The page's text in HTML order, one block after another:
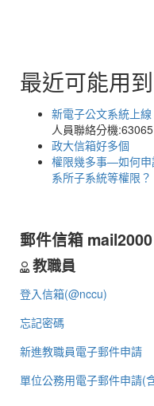
最近可能用
新電子公文系統上線
人員聯絡分機
政大信箱好多個
權限幾多事—如何申
系所子系統等權限？
郵件信箱 mail2000
教職員
登入信箱(@nccu)
忘記密碼
新進教職員電子郵件申請
單位公務用電子郵件申請(